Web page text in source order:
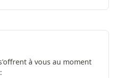
à vous au moment